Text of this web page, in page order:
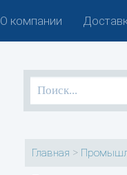
О компании
Главная >